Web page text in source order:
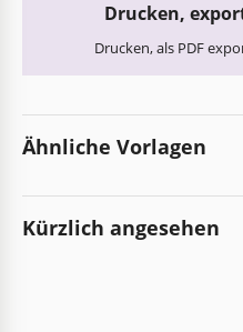
Drucken,
Drucken, als PDF
Ähnliche Vorlagen
Kürzlich angesehen